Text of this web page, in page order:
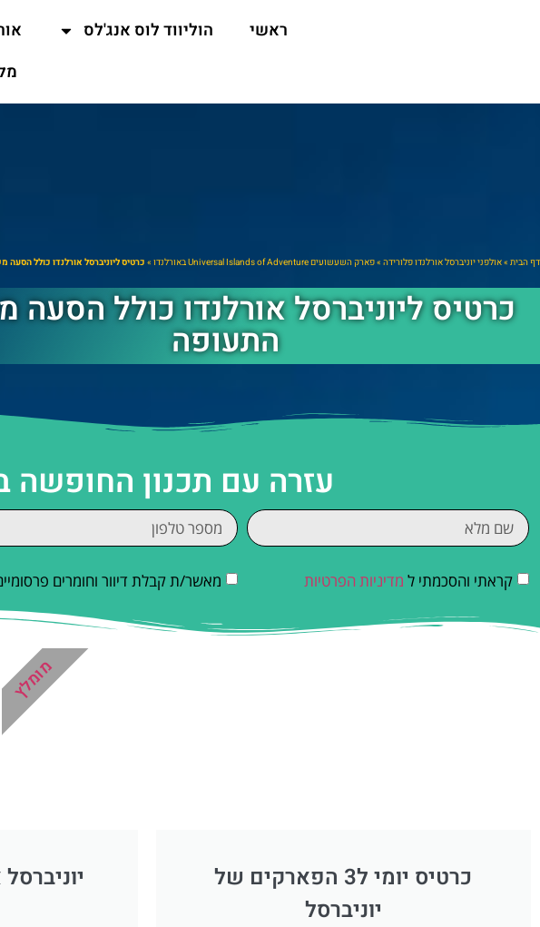
ראשי הוליווד לוס אנג'לס
דף הבית »אולפני יוניברסל אורלנדו פלורידה »פארק השעשועים Universal Islands of Adventure באורלנדו » כרטיס ליוניברסל אורלנדו כולל
כרטיס ליוניברסל אורלנדו כולל
התעופה
עזרה עם תכנון החופשה
קראתי והסכמתי ל מדיניות הפרטיות מאשר/ת קבלת דיוור וחומרים
כרטיס יומי ל3 הפארקים של
יוניברסל
מומלץ